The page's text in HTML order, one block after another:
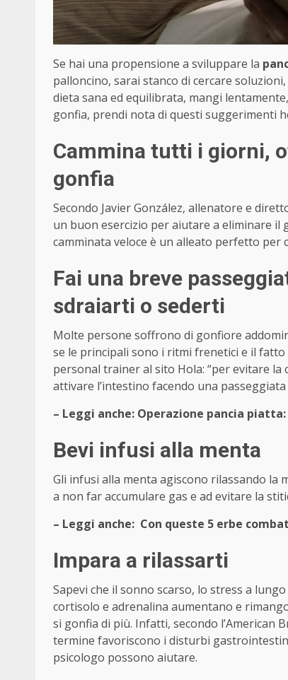
Se hai una propensione a sviluppare la
palloncino, sarai stanco di cercare
dieta sana ed equilibrata, mangi
gonfia, prendi nota di questi suggerimenti
Cammina tutti i giorni,
gonfia
Secondo Javier González, allenatore e
un buon esercizio per aiutare a eliminare il
camminata veloce è un alleato perfetto
Fai una breve
sdraiarti o sederti
Molte persone soffrono di gonfiore
se le principali sono i ritmi frenetici e il
personal trainer al sito Hola: “per evitare
attivare l’intestino facendo una
– Leggi anche: Operazione pancia
Bevi infusi alla menta
Gli infusi alla menta agiscono rilassando
a non far accumulare gas e ad evitare la
– Leggi anche: Con queste 5 erbe
Impara a rilassarti
Sapevi che il sonno scarso, lo stress a
cortisolo e adrenalina aumentano e
si gonfia di più. Infatti, secondo l’American
termine favoriscono i disturbi
psicologo possono aiutare.